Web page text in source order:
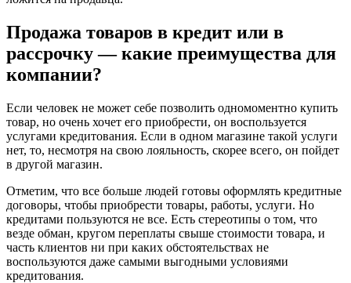
Продажа товаров в кредит или в
рассрочку — какие преимущества для
компании?
Если человек не может себе позволить одномоментно купить
товар, но очень хочет его приобрести, он воспользуется
услугами кредитования. Если в одном магазине такой услуги
нет, то, несмотря на свою лояльность, скорее всего, он пойдет
в другой магазин.
Отметим, что все больше людей готовы оформлять кредитные
договоры, чтобы приобрести товары, работы, услуги. Но
кредитами пользуются не все. Есть стереотипы о том, что
везде обман, кругом переплаты свыше стоимости товара, и
часть клиентов ни при каких обстоятельствах не
воспользуются даже самыми выгодными условиями
кредитования.